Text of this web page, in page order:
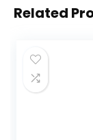
Related